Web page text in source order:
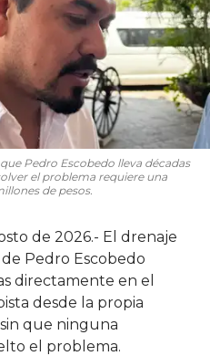
Pedro Escobedo lleva décadas
el problema requiere una
de pesos.
de 2026.- El drenaje
Pedro Escobedo
directamente en el
desde la propia
que ninguna
el problema.